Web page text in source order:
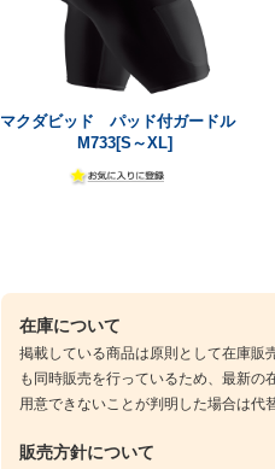
マクダビッド パッド付ガードル
M733[S～XL]
在庫について
掲載している商品は原則として在庫販
も同時販売を行っているため、最新
用意できないことが判明した場合は代
販売方針について